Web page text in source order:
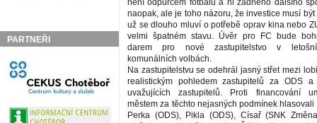
PARTNEŘI
není odpůrcem fotbalu a ni žádného dalšího
naopak, ale je toho názoru, že investice musí
už se dlouho mluví o potřebě oprav kina nebo
velmi špatném stavu. Úvěr pro FC bude
darem pro nové zastupitelstvo v
komunálních volbách.
Na zastupitelstvu se odehrál jasný střet mezi
realistickým pohledem zastupitelů za ODS
uvažujících zastupitelů. Proti financování
městem za těchto nejasných podmínek hlasovali
Perka (ODS), Pikla (ODS), Císař (SNK